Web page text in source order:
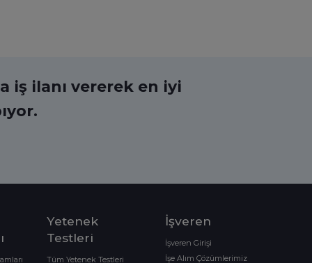
iş ilanı vererek en iyi
Yetenek
Testleri
Tüm Yetenek Testleri
İşveren
İşveren Girişi
İşe Alım Çözümlerimiz